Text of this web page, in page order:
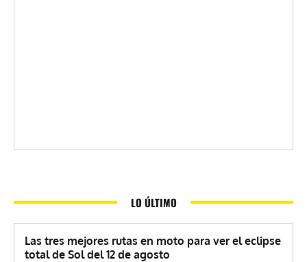
LO ÚLTIMO
Las tres mejores rutas en moto para ver el eclipse
total de Sol del 12 de agosto